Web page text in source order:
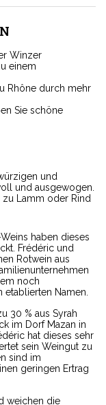
Winzer
einem
Rhône durch mehr
Sie schöne
und
und ausgewogen.
Lamm oder Rind
haben dieses
Frédéric und
Rotwein aus
noch
Namen.
30 % aus Syrah
im Dorf Mazan in
hat dieses sehr
sein Weingut zu
sind im
geringen Ertrag
weichen die